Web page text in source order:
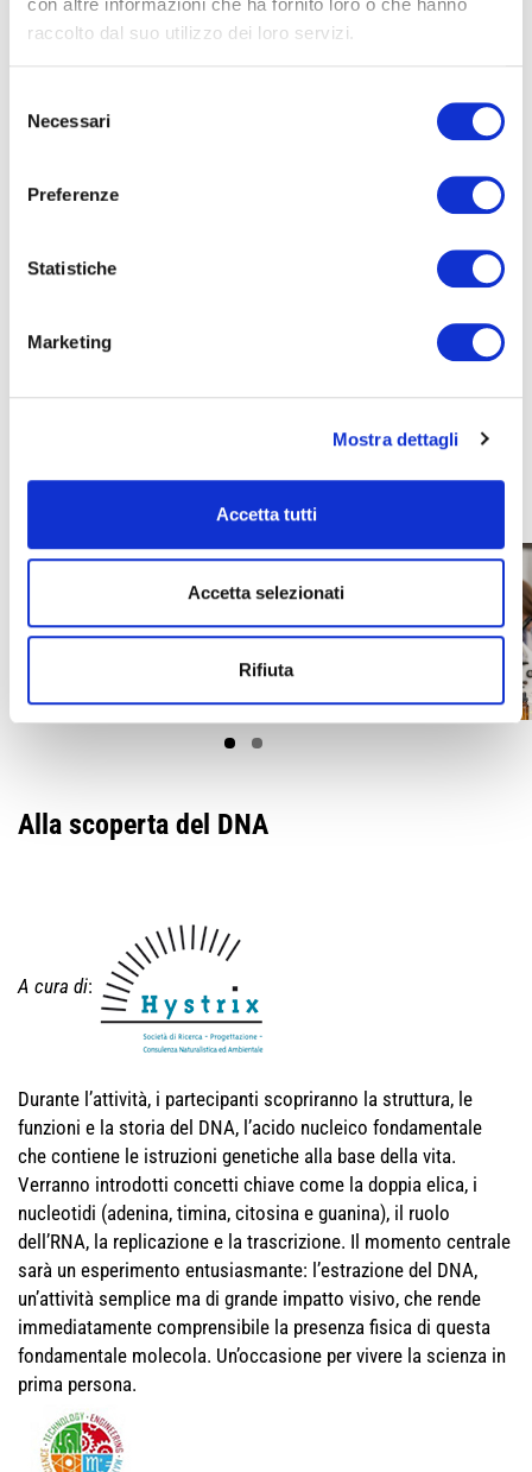
raccolto dal suo utilizzo dei loro servizi.
delNecessari
Preferenze
Statistiche
Marketing
Mostra dettagli
Accetta tutti
Accetta selezionati
Rifiuta
File allegati
Alla scoperta del DNA
A cura di:
Durante l’attività, i partecipanti scopriranno la struttura, le
funzioni e la storia del DNA, l’acido nucleico fondamentale
che contiene le istruzioni genetiche alla base della vita.
Verranno introdotti concetti chiave come la doppia elica, i
nucleotidi (adenina, timina, citosina e guanina), il ruolo
dell’RNA, la replicazione e la trascrizione. Il momento centrale
sarà un esperimento entusiasmante: l’estrazione del DNA,
un’attività semplice ma di grande impatto visivo, che rende
immediatamente comprensibile la presenza fisica di questa
fondamentale molecola. Un’occasione per vivere la scienza in
prima persona.